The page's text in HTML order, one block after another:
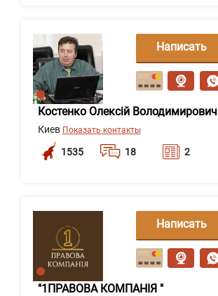
Костенко Олексій Володимирович
Киев Показать контакты
1535 18 2
Написать
сообщение
"1ПРАВОВА КОМПАНІЯ "
Написать
сообщение